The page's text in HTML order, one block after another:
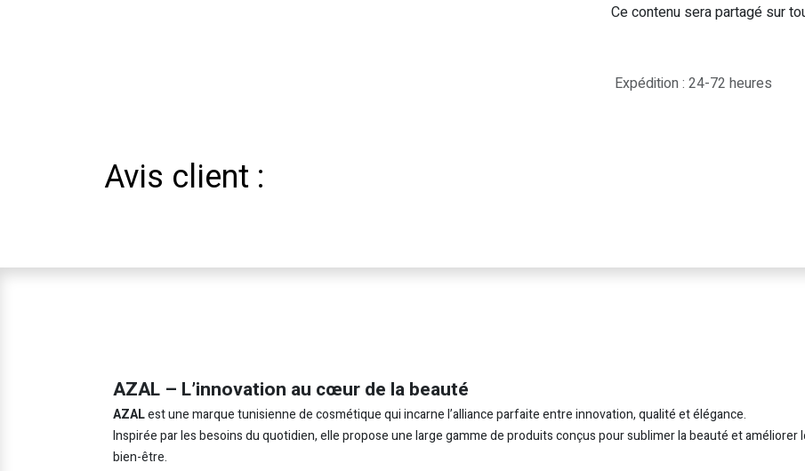
Ce contenu sera partagé sur
Expédition : 24-72 heures
Avis client :
AZAL – L’innovation au cœur de la beauté
AZALest une marque tunisienne de cosmétique qui incarne l’alliance parfaite entre innovation, qualité et élégance.
Inspirée par les besoins du quotidien, elle propose une large gamme de produits conçus pour sublimer la beauté et améliorer
bien-être.